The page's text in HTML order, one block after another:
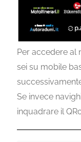
Per accedere al
sei su mobile
Se invece
inquadrare il